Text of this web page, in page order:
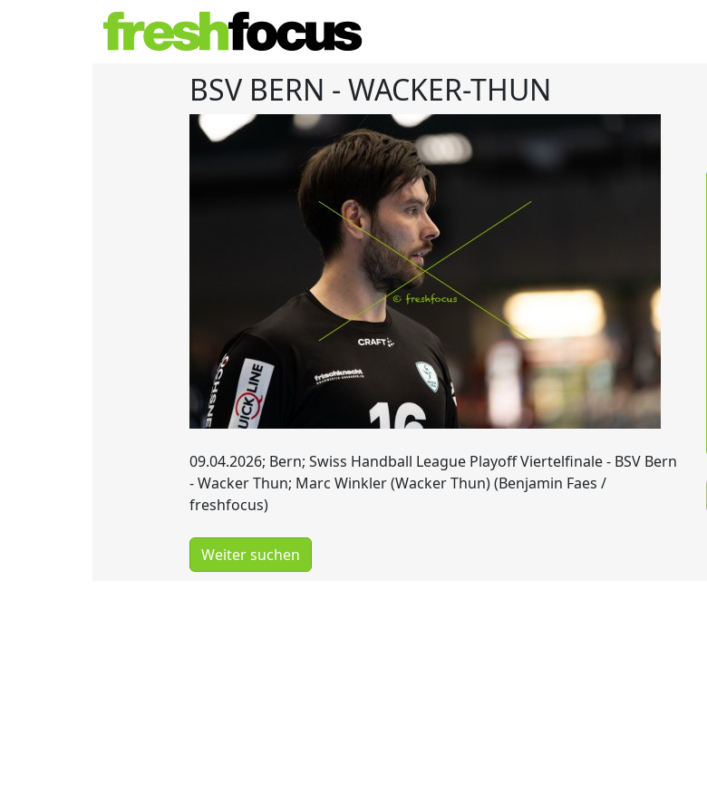
BSV BERN - WACKER-THUN
09.04.2026; Bern; Swiss Handball League Playoff Viertelfinale - BSV Bern
- Wacker Thun; Marc Winkler (Wacker Thun) (Benjamin Faes /
freshfocus)
Weiter suchen